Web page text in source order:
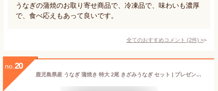
うなぎの蒲焼のお取り寄せ商品で、冷凍品で、味わいも濃厚
で、食べ応えもあって良いです。
全てのおすすめコメント (2件) >
no. 20
鹿児島県産 うなぎ 蒲焼き 特大 2尾 きざみうなぎ セット | プレゼント ギフト 内祝い ウナギ 鹿児島 鰻 うなぎ蒲焼 国産 蒲焼 国産鰻 ひつまぶし 刻み 国産うなぎ 贈り物 かば焼き 贈答品 お中元 高級 うなぎの蒲焼き 九州 お取り寄せ 父の日 グルメ 父の日向き 御中元